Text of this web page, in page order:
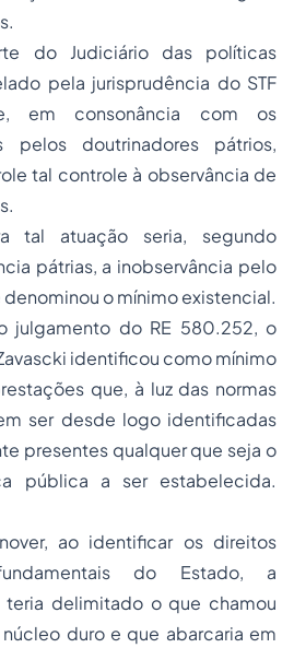
do Judiciário das políticas
pela jurisprudência do STF
em consonância com os
pelos doutrinadores pátrios,
tal controle à observância de
tal atuação seria, segundo
pátrias, a inobservância pelo
o mínimo existencial.
julgamento do RE 580.252, o
identificou como mínimo
que, à luz das normas
ser desde logo identificadas
presentes qualquer que seja o
pública a ser estabelecida.
ao identificar os direitos
do Estado, a
teria delimitado o que chamou
duro e que abarcaria em